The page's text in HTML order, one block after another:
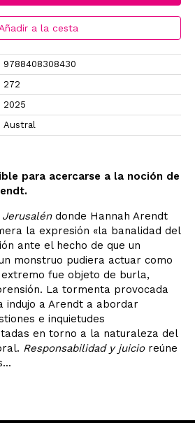
Añadir a la cesta
9788408308430
272
2025
Austral
para acercarse a la noción de
donde Hannah Arendt
la expresión «la banalidad del
ante el hecho de que un
monstruo pudiera actuar como
fue objeto de burla,
La tormenta provocada
indujo a Arendt a abordar
e inquietudes
en torno a la naturaleza del
Responsabilidad y juicioreúne